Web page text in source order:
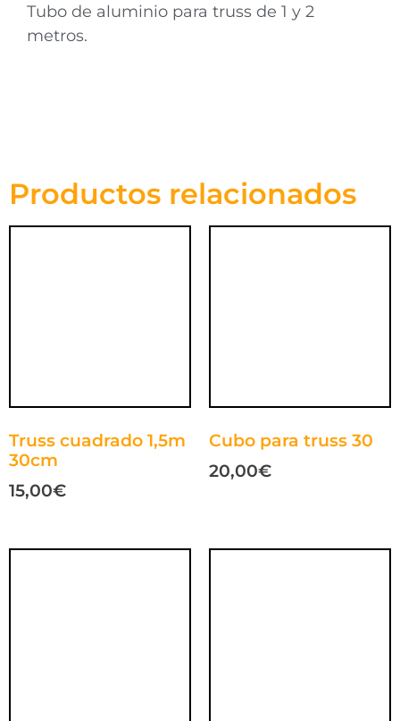
Tubo de aluminio para truss de 1 y 2
metros.
Productos relacionados
Truss cuadrado 1,5m
30cm
15,00€
Cubo para truss 30
20,00€